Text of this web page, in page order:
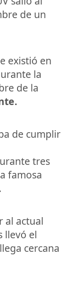
de un
existió en
la
de la
de cumplir
tres
famosa
al actual
llevó el
cercana